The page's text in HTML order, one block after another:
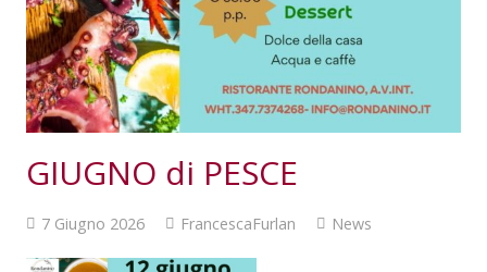
GIUGNO di PESCE
7 Giugno 2026 FrancescaFurlan News